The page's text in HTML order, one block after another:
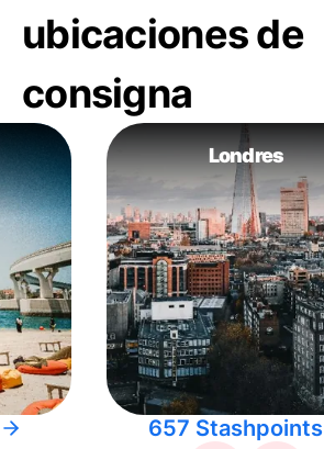
ubicaciones de
consigna
Londres
657 Stashpoints